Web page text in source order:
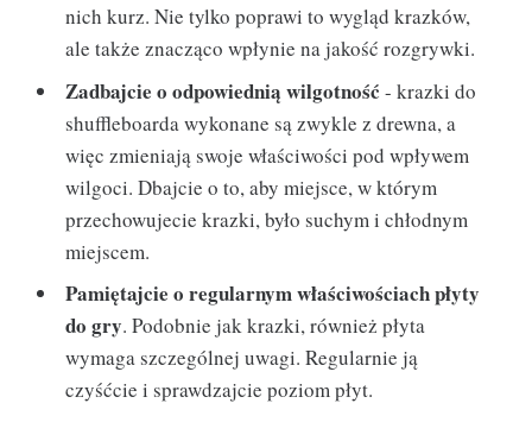
nich kurz. Nie tylko poprawi to wygląd krazków,
ale także znacząco wpłynie na jakość rozgrywki.
Zadbajcie o odpowiednią wilgotność - krazki do
shuffleboarda wykonane są zwykle z drewna, a
więc zmieniają swoje właściwości pod wpływem
wilgoci. Dbajcie o to, aby miejsce, w którym
przechowujecie krazki, było suchym i chłodnym
miejscem.
Pamiętajcie o regularnym właściwościach płyty
do gry. Podobnie jak krazki, również płyta
wymaga szczególnej uwagi. Regularnie ją
czyśćcie i sprawdzajcie poziom płyt.